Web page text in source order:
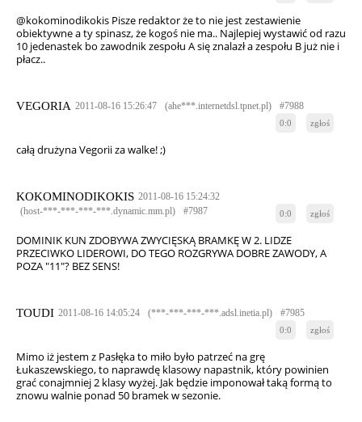
@kokominodikokis Pisze redaktor że to nie jest zestawienie
obiektywne a ty spinasz, że kogoś nie ma.. Najlepiej wystawić od razu
10 jedenastek bo zawodnik zespołu A się znalazł a zespołu B już nie i
płacz..
VEGORIA 2011-08-16 15:26:47 (ahe***.internetdsl.tpnet.pl) #7988
0:0 zgłoś
całą drużyna Vegorii za walke! ;)
KOKOMINODIKOKIS 2011-08-16 15:24:32
(host-***-***-***-***.dynamic.mm.pl)
#7987 0:0 zgłoś
DOMINIK KUN ZDOBYWA ZWYCIĘSKĄ BRAMKĘ W 2. LIDZE
PRZECIWKO LIDEROWI, DO TEGO ROZGRYWA DOBRE ZAWODY, A
POZA "11"? BEZ SENS!
TOUDI 2011-08-16 14:05:24 (***-***-***-***.adsl.inetia.pl) #7985
0:0 zgłoś
Mimo iż jestem z Pasłęka to miło było patrzeć na grę
Łukaszewskiego, to naprawdę klasowy napastnik, który powinien
grać conajmniej 2 klasy wyżej. Jak będzie imponował taką formą to
znowu walnie ponad 50 bramek w sezonie.